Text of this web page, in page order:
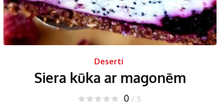
Deserti
Siera kūka ar magonēm
0 / 5